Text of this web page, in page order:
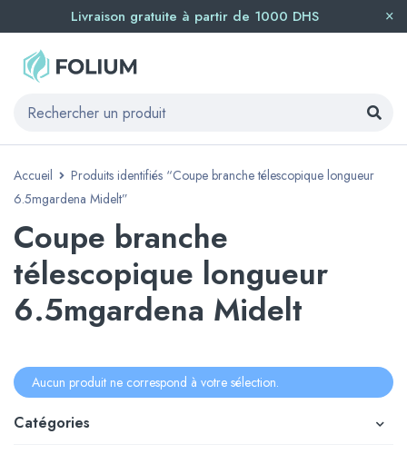
Livraison gratuite à partir de 1000 DHS
Accueil
Produits identifiés “Coupe branche télescopique longueur
6.5mgardena Midelt”
Coupe branche
télescopique longueur
6.5mgardena Midelt
Catégories
Aucun produit ne correspond à votre sélection.